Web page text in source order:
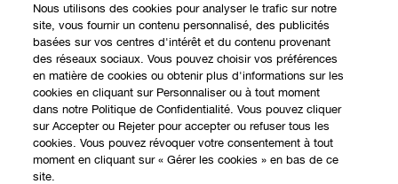
Nous utilisons des cookies pour analyser le trafic sur notre
site, vous fournir un contenu personnalisé, des publicités
basées sur vos centres d'intérêt et du contenu provenant
des réseaux sociaux. Vous pouvez choisir vos préférences
en matière de cookies ou obtenir plus d'informations sur les
cookies en cliquant sur Personnaliser ou à tout moment
dans notre Politique de Confidentialité. Vous pouvez cliquer
sur Accepter ou Rejeter pour accepter ou refuser tous les
cookies. Vous pouvez révoquer votre consentement à tout
moment en cliquant sur « Gérer les cookies » en bas de ce
site.